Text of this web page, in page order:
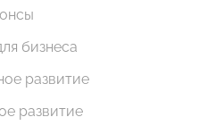
бизнеса
развитие
развитие